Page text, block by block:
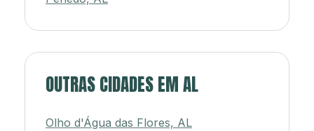
OUTRAS CIDADES EM AL
Olho d'Água das Flores, AL